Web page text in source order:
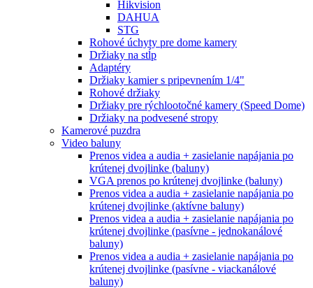
Hikvision
DAHUA
STG
Rohové úchyty pre dome kamery
Držiaky na stĺp
Adaptéry
Držiaky kamier s pripevnením 1/4"
Rohové držiaky
Držiaky pre rýchlootočné kamery (Speed Dome)
Držiaky na podvesené stropy
Kamerové puzdra
Video baluny
Prenos videa a audia + zasielanie napájania po
krútenej dvojlinke (baluny)
VGA prenos po krútenej dvojlinke (baluny)
Prenos videa a audia + zasielanie napájania po
krútenej dvojlinke (aktívne baluny)
Prenos videa a audia + zasielanie napájania po
krútenej dvojlinke (pasívne - jednokanálové
baluny)
Prenos videa a audia + zasielanie napájania po
krútenej dvojlinke (pasívne - viackanálové
baluny)